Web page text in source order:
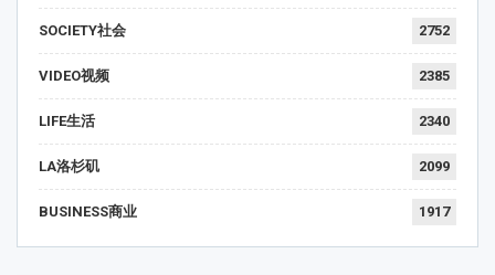
SOCIETY社会 2752
VIDEO视频 2385
LIFE生活 2340
LA洛杉矶 2099
BUSINESS商业 1917